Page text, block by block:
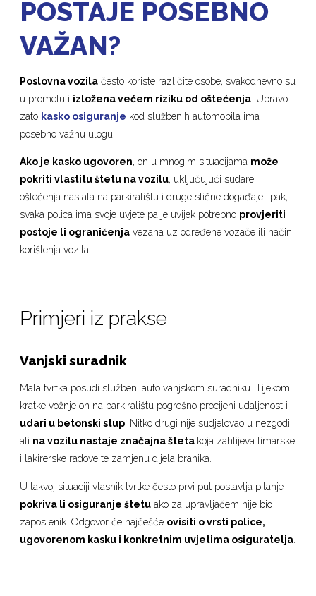
POSTAJE POSEBNO
VAŽAN?
Poslovna vozila često koriste različite osobe, svakodnevno su
u prometu i izložena većem riziku od oštećenja. Upravo
zato kasko osiguranje kod službenih automobila ima
posebno važnu ulogu.
Ako je kasko ugovoren, on u mnogim situacijama može
pokriti vlastitu štetu na vozilu, uključujući sudare,
oštećenja nastala na parkiralištu i druge slične događaje. Ipak,
svaka polica ima svoje uvjete pa je uvijek potrebno provjeriti
postoje li ograničenja vezana uz određene vozače ili način
korištenja vozila.
Primjeri iz prakse
Vanjski suradnik
Mala tvrtka posudi službeni auto vanjskom suradniku. Tijekom
kratke vožnje on na parkiralištu pogrešno procijeni udaljenost i
udari u betonski stup. Nitko drugi nije sudjelovao u nezgodi,
ali na vozilu nastaje značajna šteta koja zahtijeva limarske
i lakirerske radove te zamjenu dijela branika.
U takvoj situaciji vlasnik tvrtke često prvi put postavlja pitanje
pokriva li osiguranje štetu ako za upravljačem nije bio
zaposlenik. Odgovor će najčešće ovisiti o vrsti police,
ugovorenom kasku i konkretnim uvjetima osiguratelja